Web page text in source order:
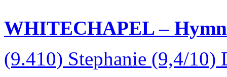
WHITECHAPEL –
(9.410) Stephanie (9,4/10)